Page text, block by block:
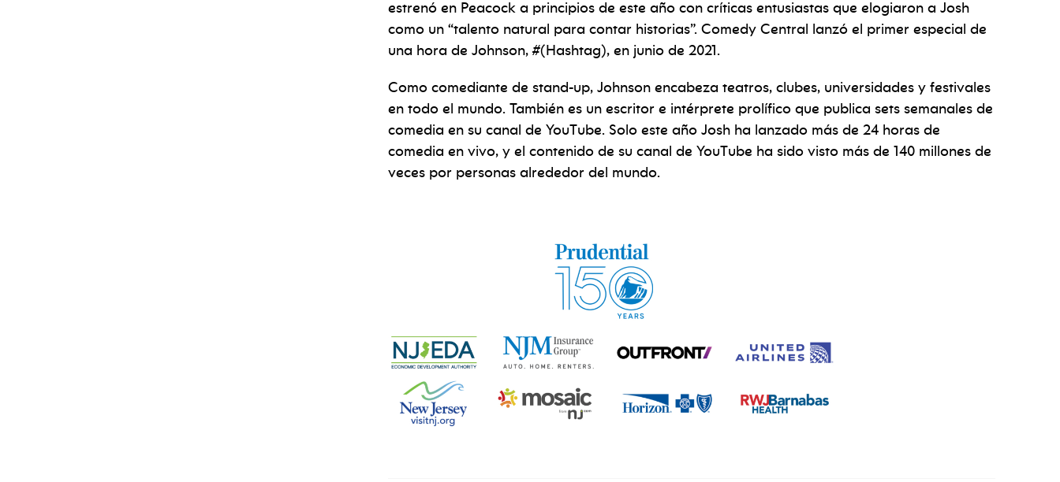
estrenó en Peacock a principios de este año con críticas entusiastas que elogiaron a Josh
como un “talento natural para contar historias”. Comedy Central lanzó el primer especial de
una hora de Johnson, #(Hashtag), en junio de 2021.
Como comediante de stand-up, Johnson encabeza teatros, clubes, universidades y festivales
en todo el mundo. También es un escritor e intérprete prolífico que publica sets semanales de
comedia en su canal de YouTube. Solo este año Josh ha lanzado más de 24 horas de
comedia en vivo, y el contenido de su canal de YouTube ha sido visto más de 140 millones de
veces por personas alrededor del mundo.